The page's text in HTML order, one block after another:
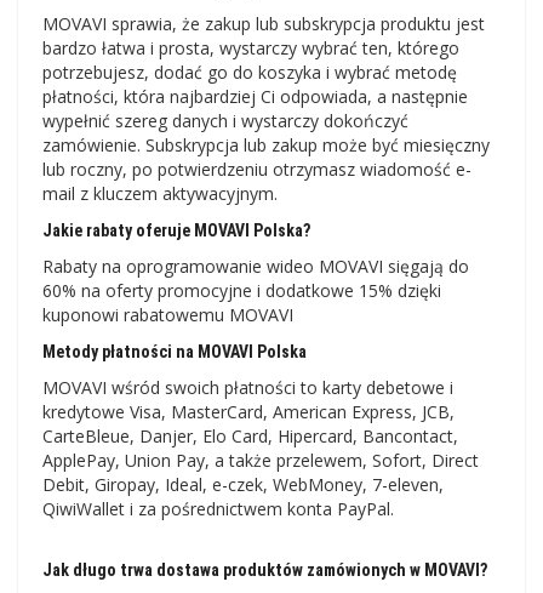
MOVAVI sprawia, że ​​zakup lub subskrypcja produktu jest
bardzo łatwa i prosta, wystarczy wybrać ten, którego
potrzebujesz, dodać go do koszyka i wybrać metodę
płatności, która najbardziej Ci odpowiada, a następnie
wypełnić szereg danych i wystarczy dokończyć
zamówienie. Subskrypcja lub zakup może być miesięczny
lub roczny, po potwierdzeniu otrzymasz wiadomość e-
mail z kluczem aktywacyjnym.
Jakie rabaty oferuje MOVAVI Polska?
Rabaty na oprogramowanie wideo MOVAVI sięgają do
60% na oferty promocyjne i dodatkowe 15% dzięki
kuponowi rabatowemu MOVAVI
Metody płatności na MOVAVI Polska
MOVAVI wśród swoich płatności to karty debetowe i
kredytowe Visa, MasterCard, American Express, JCB,
CarteBleue, Danjer, Elo Card, Hipercard, Bancontact,
ApplePay, Union Pay, a także przelewem, Sofort, Direct
Debit, Giropay, Ideal, e-czek, WebMoney, 7-eleven,
QiwiWallet i za pośrednictwem konta PayPal.
Jak długo trwa dostawa produktów zamówionych w MOVAVI?